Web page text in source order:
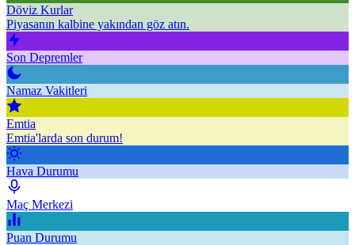
Döviz Kurlar
Piyasanın kalbine yakından göz atın.
Son Depremler
Namaz Vakitleri
Emtia
Emtia'larda son durum!
Hava Durumu
Maç Merkezi
Puan Durumu